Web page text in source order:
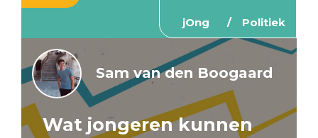
jOng Politiek
Sam van den Boogaard
Wat jongeren kunnen